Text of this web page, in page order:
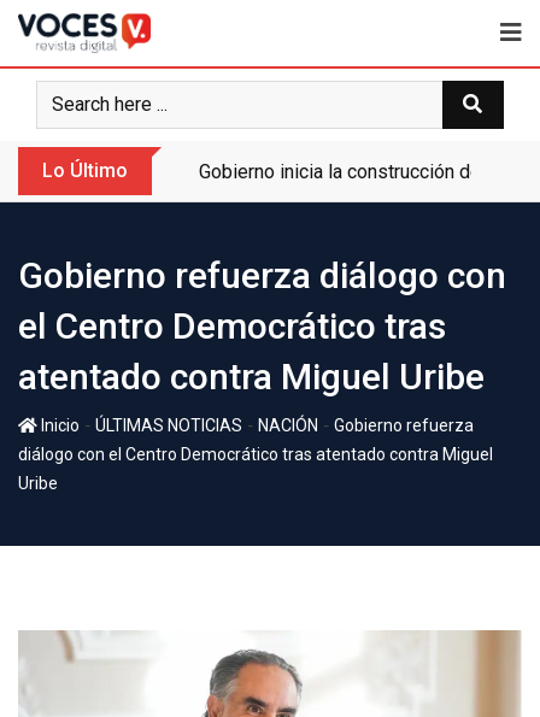
Lo Último Gobierno inicia la construcción de la
Gobierno refuerza diálogo con
el Centro Democrático tras
atentado contra Miguel Uribe
Inicio - ÚLTIMAS NOTICIAS - NACIÓN - Gobierno refuerza
diálogo con el Centro Democrático tras atentado contra Miguel
Uribe